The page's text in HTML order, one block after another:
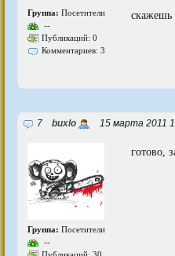
Группа: Посетители
--
Публикаций: 0
Комментариев: 3
скажешь
7 buxlo 15 марта 2011
Группа: Посетители
--
готово,